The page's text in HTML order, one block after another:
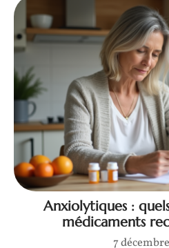
Anxiolytiques :
médicaments
7